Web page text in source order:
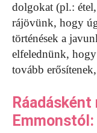
dolgokat (pl.:
rájövünk, hogy
történések a
elfelednünk,
tovább
Emmonstól: